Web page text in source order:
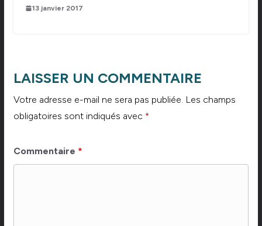
13 janvier 2017
LAISSER UN COMMENTAIRE
Votre adresse e-mail ne sera pas publiée. Les champs
obligatoires sont indiqués avec *
Commentaire *